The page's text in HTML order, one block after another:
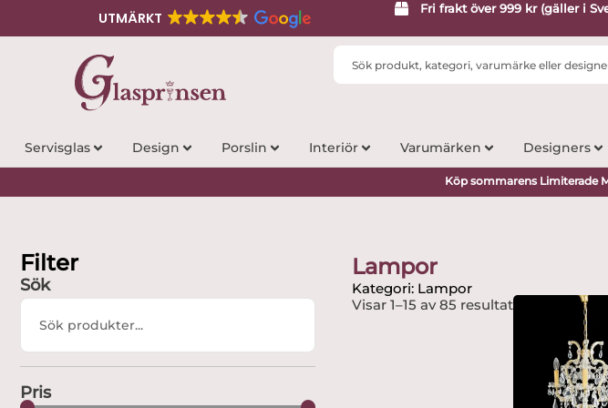
UTMÄRKT
Fri frakt över 999 kr (gäller i
Search
Servisglas Design Porslin Interiör Varumärken Designers
Köp sommarens Limiterade
Filter
Sök
Search
Pris
Lampor
Kategori: Lampor
Visar 1–15 av 85 resultat